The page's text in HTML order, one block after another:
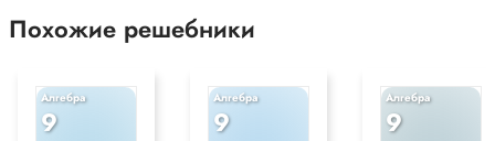
Похожие решебники
Алгебра
9
Алгебра
9
Алгебра
9